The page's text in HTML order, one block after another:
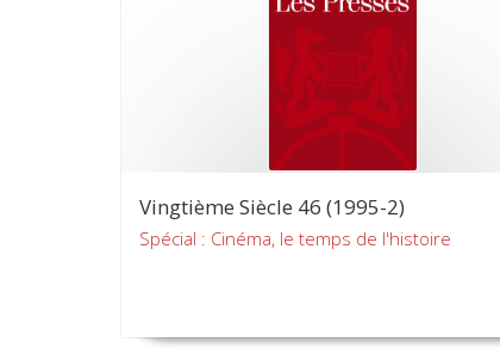
Vingtième Siècle 46 (1995-2)
Spécial : Cinéma, le temps de l'histoire